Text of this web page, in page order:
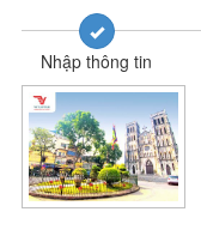
TOUR COMBO
DỊCH VỤ
GIỚI THIỆU
HỒ SƠ NĂNG LỰC
PROFILE EN
THƯ KHEN VIETLUXTOUR
Nhập thông tin